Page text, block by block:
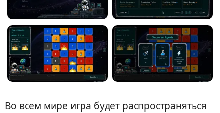
Во всем мире игра будет распространяться